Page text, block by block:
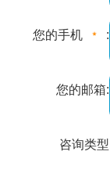
您的手机 :
您的邮箱:
咨询类型